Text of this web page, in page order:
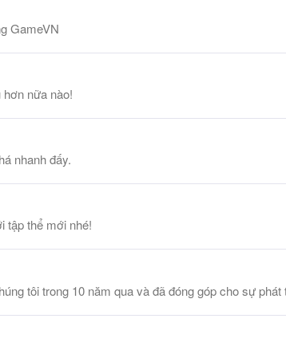
GameVN
nữa nào!
nhanh đấy.
tập thể mới nhé!
tôi trong 10 năm qua và đã đóng góp cho sự phát